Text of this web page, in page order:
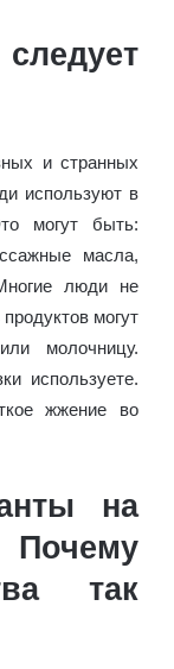
и странных
используют в
могут быть:
масла,
люди не
могут
молочницу.
используете.
жжение во
на
так